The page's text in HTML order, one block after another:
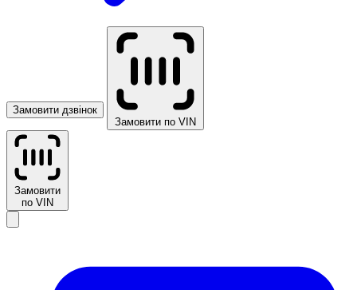
Замовити дзвінок
Замовити по VIN
Замовити
по VIN